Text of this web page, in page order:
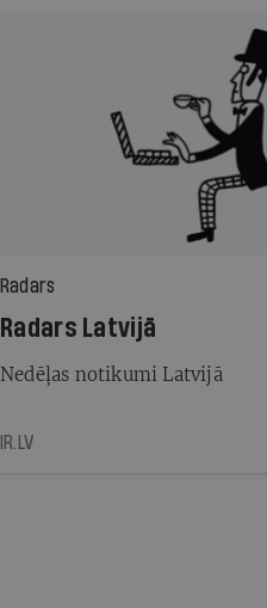
Radars
Radars Latvijā
Nedēļas notikumi Latvijā
IR.LV